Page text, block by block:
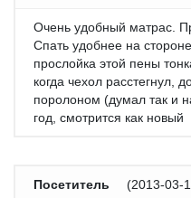
Очень удобный матрас.
Спать удобнее на
прослойка этой пены
когда чехол расстегнул,
поролоном (думал так и
год, смотрится как новый
Посетитель (2013-03-